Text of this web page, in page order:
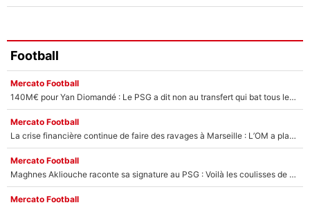
Football
Mercato Football
140M€ pour Yan Diomandé : Le PSG a dit non au transfert qui bat tous les records sur le mercato
Mercato Football
La crise financière continue de faire des ravages à Marseille : L’OM a placé 12 joueurs sur le marché des transferts… et ça pourrait lui rapporter près de 100M€ !
Mercato Football
Maghnes Akliouche raconte sa signature au PSG : Voilà les coulisses de son transfert de rêve à 50M€
Mercato Football